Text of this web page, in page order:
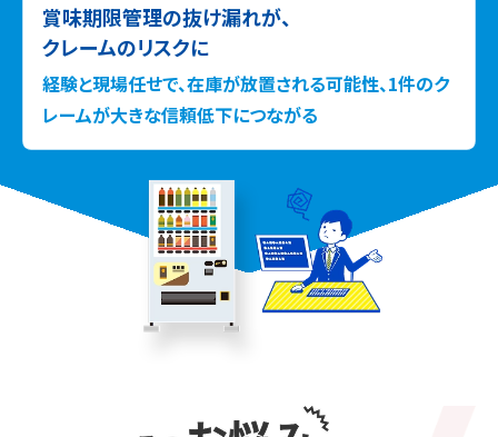
賞味期限管理の抜け漏れが、
クレームのリスクに
経験と現場任せで、在庫が放置される可能性、1件のク
レームが大きな信頼低下につながる